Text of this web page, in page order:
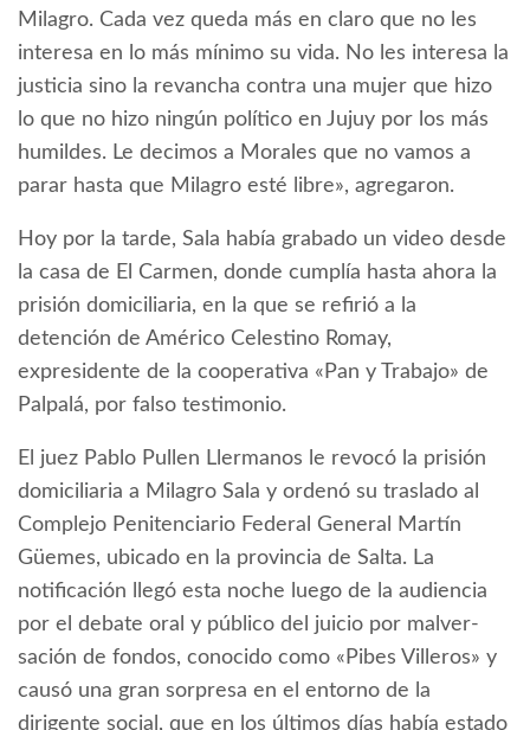
Milagro. Cada vez queda más en claro que no les
interesa en lo más mínimo su vida. No les interesa la
justicia sino la revancha contra una mujer que hizo
lo que no hizo ningún político en Jujuy por los más
humildes. Le decimos a Morales que no vamos a
parar hasta que Milagro esté libre», agregaron.
Hoy por la tarde, Sala había grabado un video desde
la casa de El Carmen, donde cumplía hasta ahora la
prisión domiciliaria, en la que se refirió a la
detención de Américo Celestino Romay,
expresidente de la cooperativa «Pan y Trabajo» de
Palpalá, por falso testimonio.
El juez Pablo Pullen Llermanos le revocó la prisión
domiciliaria a Milagro Sala y ordenó su traslado al
Complejo Penitenciario Federal General Martín
Güemes, ubicado en la provincia de Salta. La
notificación llegó esta noche luego de la audiencia
por el debate oral y público del juicio por malver­
sación de fondos, conocido como «Pibes Villeros» y
causó una gran sorpresa en el entorno de la
dirigente social, que en los últimos días había estado